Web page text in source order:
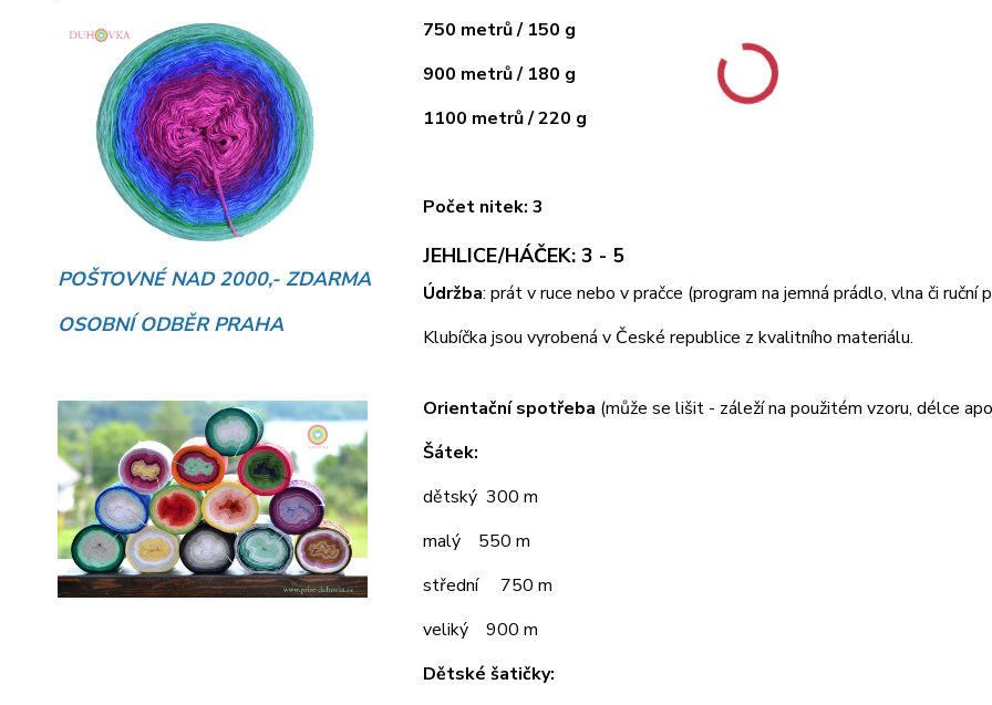
POŠTOVNÉ NAD 2000,- ZDARMA
OSOBNÍ ODBĚR PRAHA
750 metrů / 150 g
900 metrů / 180 g
1100 metrů / 220 g
Počet nitek: 3
JEHLICE/HÁČEK: 3 - 5
Údržba: prát v ruce nebo v pračce (program na jemná prádlo, vlna či
Klubíčka jsou vyrobená v České republice z kvalitního materiálu.
Orientační spotřeba (může se lišit - záleží na použitém vzoru, délce
Šátek:
dětský 300 m
malý 550 m
střední 750 m
veliký 900 m
Dětské šatičky: